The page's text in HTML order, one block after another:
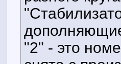
"2" - это